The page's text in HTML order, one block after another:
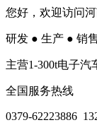
您好，欢迎访问
研发 ● 生产 ● 销售
主营1-300t电子汽
全国服务热线
0379-62223886